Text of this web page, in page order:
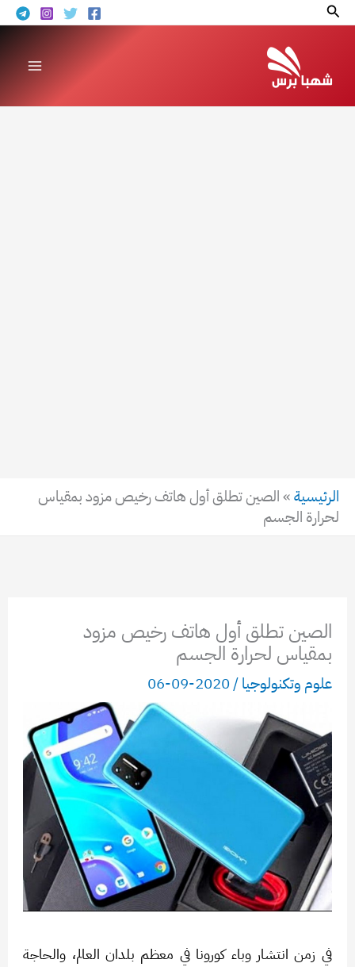
تخطيالبحث
الرئيسية»الصين تطلق أول هاتف رخيص مزود بمقياس
لحرارة الجسم
الصين تطلق أول هاتف رخيص مزود
بمقياس لحرارة الجسم
علوم وتكنولوجيا/
2020-09-06
في زمن انتشار وباء كورونا في معظم بلدان العالم، والحاجة